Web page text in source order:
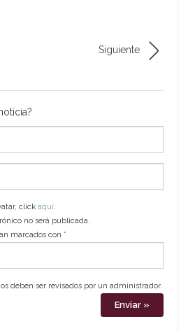
Siguiente
click aquí.
no será publicada.
marcados con *
deben ser revisados por un administrador.